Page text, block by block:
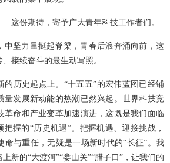
这份期待，寄予广大青年科技工作者们。
中坚力量挺起脊梁，青春后浪奔涌向前，这
接续奋斗的最生动写照。
的历史起点上。“十五五”的宏伟蓝图已经铺
量发展新动能的热潮已然兴起。世界科技竞
革命和产业变革加速演进，这既是我们面临
把握的“历史机遇”。把握机遇、迎接挑战，
命与重任，无疑是一场新时代的“长征”。我
新的“大渡河”“娄山关”“腊子口”，让我们的